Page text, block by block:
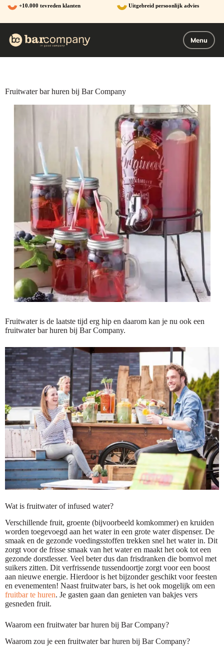
Ga
naar
de
Menu
+10.000 tevreden klanten Uitgebreid persoonlijk advies
Fruitwater bar huren bij Bar Company
Fruitwater is de laatste tijd erg hip en daarom kan je nu ook een
fruitwater bar huren bij Bar Company.
Wat is fruitwater of infused water?
Verschillende fruit, groente (bijvoorbeeld komkommer) en kruiden
worden toegevoegd aan het water in een grote water dispenser. De
smaak en de gezonde voedingsstoffen trekken snel het water in. Dit
zorgt voor de frisse smaak van het water en maakt het ook tot een
gezonde dorstlesser. Veel beter dus dan frisdranken die bomvol met
suikers zitten. Dit verfrissende tussendoortje zorgt voor een boost
aan nieuwe energie. Hierdoor is het bijzonder geschikt voor feesten
en evenementen! Naast fruitwater bars, is het ook mogelijk om een
fruitbar te huren. Je gasten gaan dan genieten van bakjes vers
gesneden fruit.
Waarom een fruitwater bar huren bij Bar Company?
Waarom zou je een fruitwater bar huren bij Bar Company?